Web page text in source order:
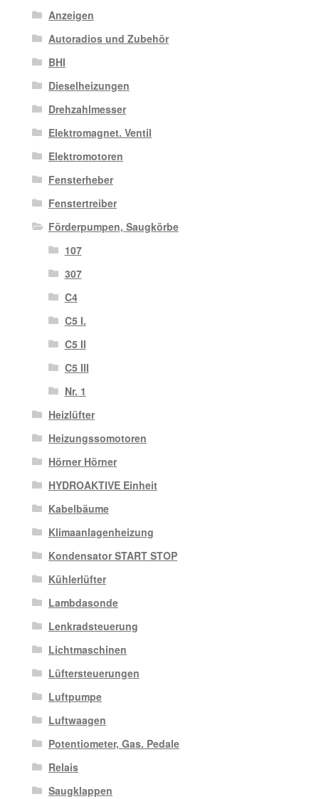
Anzeigen
Autoradios und Zubehör
BHI
Dieselheizungen
Drehzahlmesser
Elektromagnet. Ventil
Elektromotoren
Fensterheber
Fenstertreiber
Förderpumpen, Saugkörbe
107
307
C4
C5 I.
C5 II
C5 III
Nr. 1
Heizlüfter
Heizungssomotoren
Hörner Hörner
HYDROAKTIVE Einheit
Kabelbäume
Klimaanlagenheizung
Kondensator START STOP
Kühlerlüfter
Lambdasonde
Lenkradsteuerung
Lichtmaschinen
Lüftersteuerungen
Luftpumpe
Luftwaagen
Potentiometer, Gas. Pedale
Relais
Saugklappen